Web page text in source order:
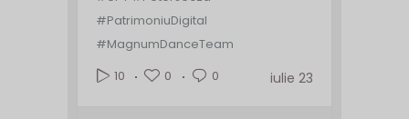
#PatrimoniuDigital
#MagnumDanceTeam
10
0 0 iulie 23